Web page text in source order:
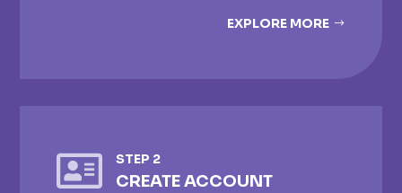
EXPLORE MORE
 STEP 2
CREATE ACCOUNT